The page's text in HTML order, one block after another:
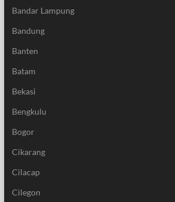
Bandar Lampung
Bandung
Banten
Batam
Bekasi
Bengkulu
Bogor
Cikarang
Cilacap
Cilegon